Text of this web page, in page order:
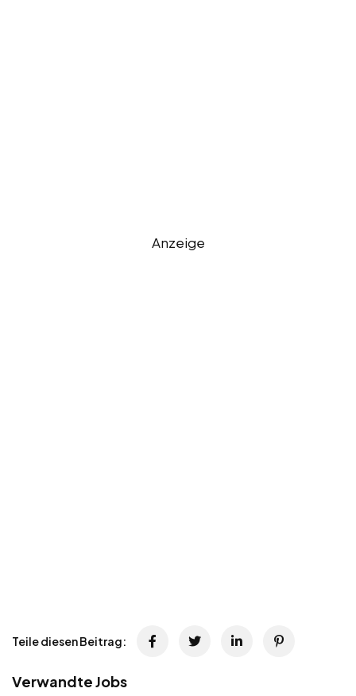
Anzeige
Teile diesen Beitrag:
Verwandte Jobs